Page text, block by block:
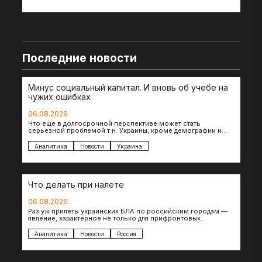
Последние новости
Минус социальный капитал. И вновь об учебе на
чужих ошибках
06.08.2026
Что еще в долгосрочной перспективе может стать
серьезной проблемой т.н. Украины, кроме демографии и
которых будет…
Аналитика Новости Украина
Что делать при налете
06.08.2026
Раз уж прилеты украинских БЛА по российским городам —
явление, характерное не только для прифронтовых
Аналитика Новости Россия